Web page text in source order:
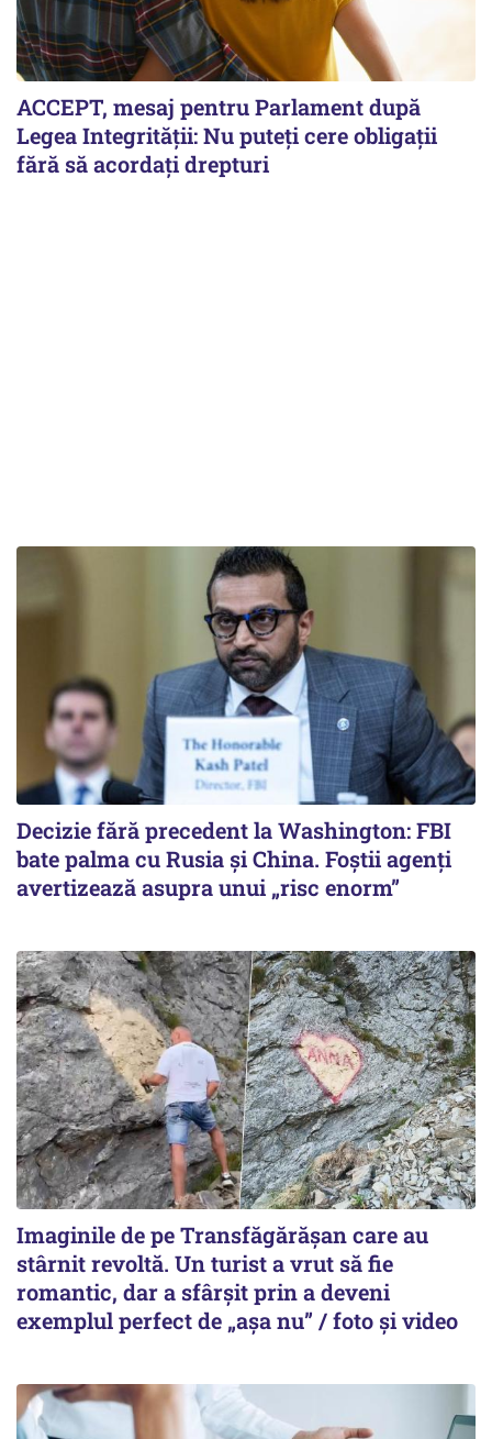
ACCEPT, mesaj pentru Parlament după
Legea Integrității: Nu puteți cere obligații
fără să acordați drepturi
Decizie fără precedent la Washington: FBI
bate palma cu Rusia și China. Foștii agenți
avertizează asupra unui „risc enorm”
Imaginile de pe Transfăgărășan care au
stârnit revoltă. Un turist a vrut să fie
romantic, dar a sfârșit prin a deveni
exemplul perfect de „așa nu” / foto și video